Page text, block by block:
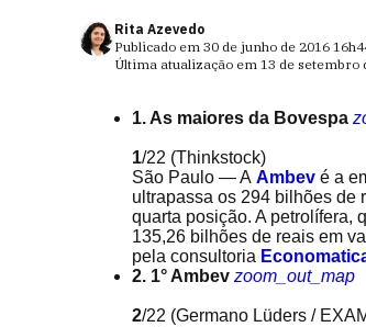
Rita Azevedo
Publicado em 30 de junho de 2016
Última atualização em 13 de setembro
1. As maiores da Bovespa
1/22 (Thinkstock)
São Paulo — A Ambev é a
ultrapassa os 294 bilhões de
quarta posição. A petrolífera,
135,26 bilhões de reais em
pela consultoria
2. 1° Ambev zoom_out_map
2/22 (Germano Lüders /